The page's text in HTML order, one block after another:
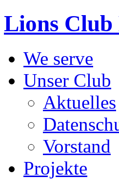
Lions Club
We serve
Unser Club
Aktuelles
Vorstand
Projekte